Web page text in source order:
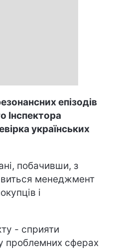
епізодів
Інспектора
українських
побачивши, з
менеджмент
і
- сприяти
проблемних сферах